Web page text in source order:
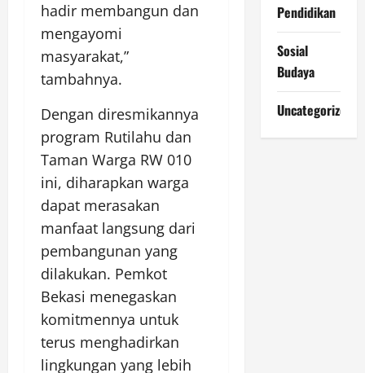
hadir membangun dan
mengayomi
masyarakat,”
tambahnya.
Dengan diresmikannya
program Rutilahu dan
Taman Warga RW 010
ini, diharapkan warga
dapat merasakan
manfaat langsung dari
pembangunan yang
dilakukan. Pemkot
Bekasi menegaskan
komitmennya untuk
terus menghadirkan
lingkungan yang lebih
Pendidikan
Sosial
Budaya
Uncategorized